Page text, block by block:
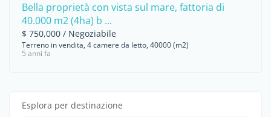
Bella proprietà con vista sul mare, fattoria di
40.000 m2 (4ha) b ...
$ 750,000 / Negoziabile
Terreno in vendita, 4 camere da letto, 40000 (m2)
5 anni fa
Esplora per destinazione